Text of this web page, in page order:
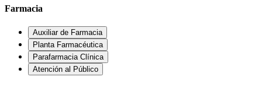
Farmacia
Auxiliar de Farmacia
Planta Farmacéutica
Parafarmacia Clínica
Atención al Público